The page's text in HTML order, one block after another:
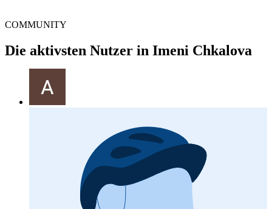
COMMUNITY
Die aktivsten Nutzer in Imeni Chkalova